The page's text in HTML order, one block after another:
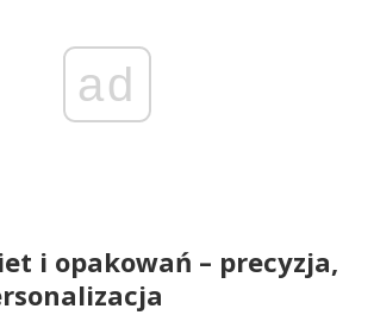
ad
i opakowań – precyzja,